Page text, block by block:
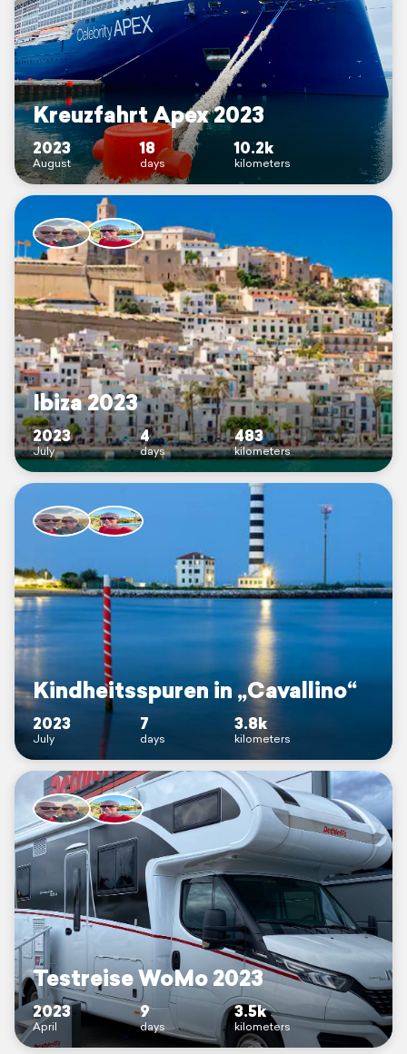
Kreuzfahrt Apex 2023
2023
August
18
days
10.2k
kilometers
Ibiza 2023
2023
July
4
days
483
kilometers
Kindheitsspuren in „Cavallino“
2023
July
7
days
3.8k
kilometers
Testreise WoMo 2023
2023
April
9
days
3.5k
kilometers